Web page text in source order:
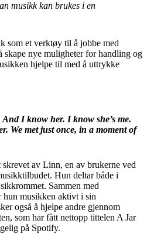
musikk kan brukes i en
som et verktøy til å jobbe med
skape nye muligheter for handling og
hjelpe til med å uttrykke
I know her. I know she’s me.
We met just once, in a moment of
av Linn, en av brukerne ved
Hun deltar både i
Sammen med
hun musikken aktivt i sin
også å hjelpe andre gjennom
som har fått nettopp tittelen A Jar
på Spotify.